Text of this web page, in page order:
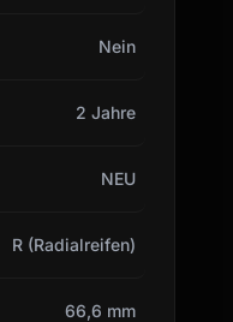
Nein
2 Jahre
NEU
R (Radialreifen)
66,6 mm